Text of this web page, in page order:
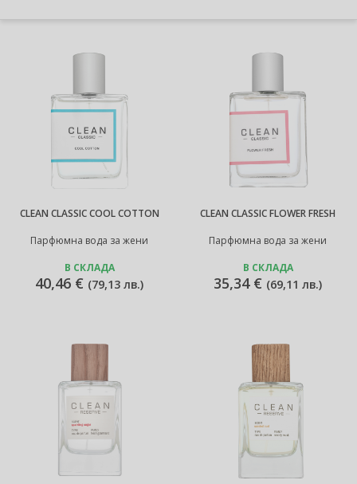
CLEAN CLASSIC COOL COTTON
Парфюмна вода за жени
В СКЛАДА
40,46 € (79,13 лв.)
CLEAN CLASSIC FLOWER FRESH
Парфюмна вода за жени
В СКЛАДА
35,34 € (69,11 лв.)